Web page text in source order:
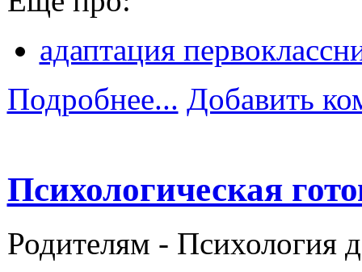
адаптация
Подробнее... Добавить
Психологическая
Родителям - Психология